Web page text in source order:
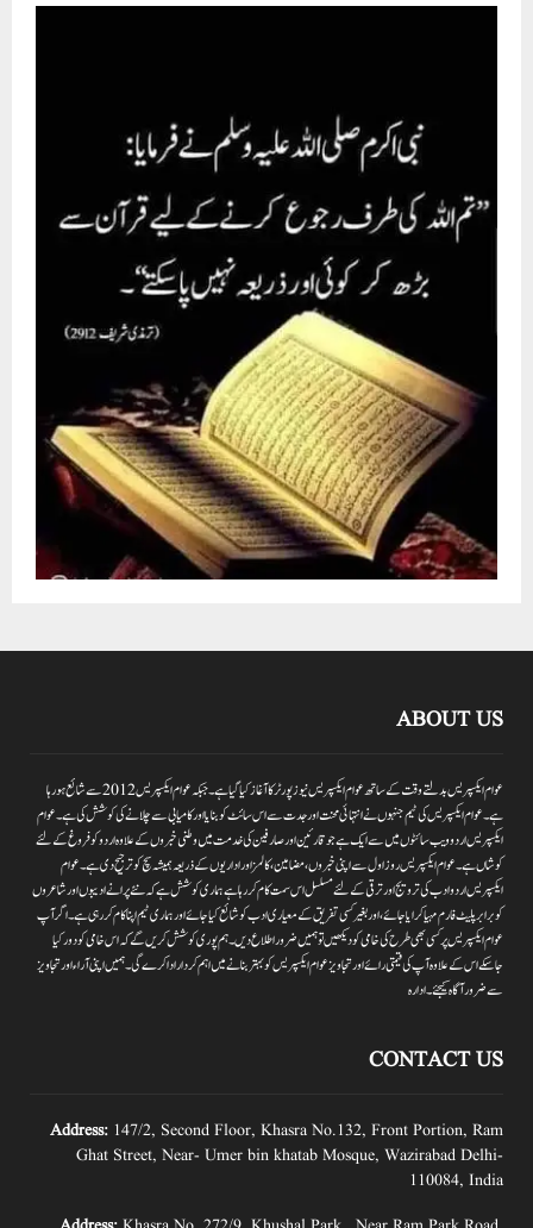
ABOUT US
عوام ایکسپریس بدلتے وقت کے ساتھ عوام ایکسپریس نیوز پورٹر کا آغاز کیا گیا ہے۔جبکہ عوام ایکسپریس 2012سے شائع ہورہا
ہے۔ عوام ایکسپریس کی ٹیم جنہوں نے انتہائی محنت اور جدت سے اس سائٹ کو بنایا اور کامیابی سے چلانے کی کوشش کی ہے۔عوام
ایکسپریس اردو ویب سائٹوں میں سے ایک ہے جو قارئین اور صارفین کی خدمت میں وطنی خبروں کے علاوہ اردو کو فروغ کے لئے
کوشاں ہے۔عوام ایکسپریس روز اول سے اپنی خبروں ،مضامین ،کالمز اور اداریوں کے ذریعہ ہمیشہ سچ کو ترجیح دی ہے۔عوام
ایکسپریس اردو ادب کی ترویج اور ترقی کے لئے مسلسل اس سمت کام کر رہا ہے ہماری کوشش ہے کہ نئے پرانے ادیبوں اور شاعروں
کو برابر پلیٹ فارم مہیا کرایا جائے،اور بغیر کسی تفریق کے معیاری ادب کو شائع کیا جائے اور ہماری ٹیم اپنا کام کر رہی ہے۔اگر آپ
عوام ایکسپریس پر کسی بھی طرح کی خامی کو دیکھیں تو ہمیں ضرور اطلاع دیں۔ہم پوری کوشش کریں گے کہ اس خامی کو دور کیا
جاسکے اس کے علاوہ آپ کی قیمتی رائے اور تجاویز عوام ایکسپریس کو بہتر بنانے میں اہم کردار اداکرے گی۔ہمیں اپنی آراءاور تجاویز
سے ضرور آگاہ کیجئے۔ ادارہ
CONTACT US
Address: 147/2, Second Floor, Khasra No.132, Front Portion, Ram
Ghat Street, Near- Umer bin khatab Mosque, Wazirabad Delhi-
110084, India